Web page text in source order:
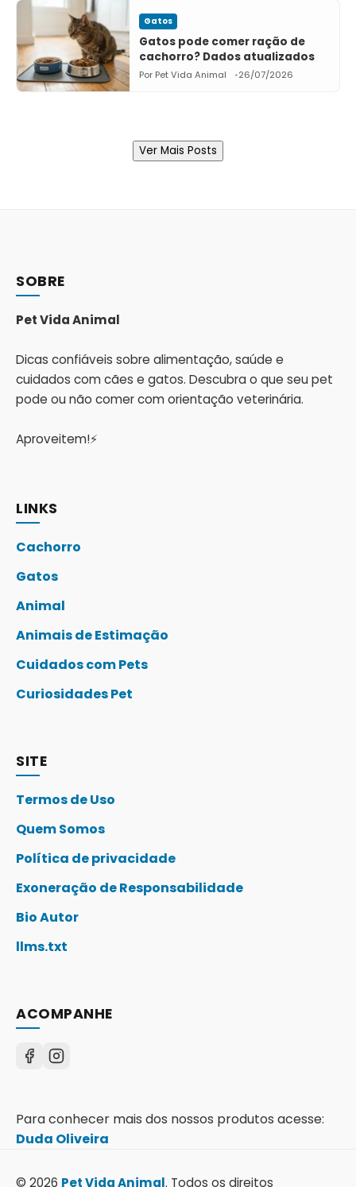
Gatos
Gatos pode comer ração de
cachorro? Dados atualizados
Por Pet Vida Animal 26/07/2026
Ver Mais Posts
SOBRE
Pet Vida Animal
Dicas confiáveis sobre alimentação, saúde e
cuidados com cães e gatos. Descubra o que seu pet
pode ou não comer com orientação veterinária.
Aproveitem!⚡
LINKS
Cachorro
Gatos
Animal
Animais de Estimação
Cuidados com Pets
Curiosidades Pet
SITE
Termos de Uso
Quem Somos
Política de privacidade
Exoneração de Responsabilidade
Bio Autor
llms.txt
ACOMPANHE
Para conhecer mais dos nossos produtos acesse:
Duda Oliveira
© 2026 Pet Vida Animal. Todos os direitos